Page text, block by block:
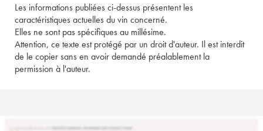
Les informations publiées ci-dessus présentent les
caractéristiques actuelles du vin concerné.
Elles ne sont pas spécifiques au millésime.
Attention, ce texte est protégé par un droit d'auteur. Il est interdit
de le copier sans en avoir demandé préalablement la
permission à l'auteur.